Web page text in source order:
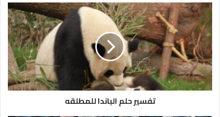
تفسير حلم الباندا للمطلقه